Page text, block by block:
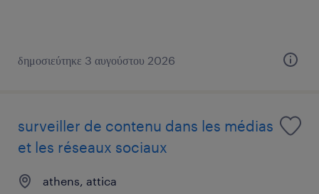
δημοσιεύτηκε 3 αυγούστου 2026
surveiller de contenu dans les médias
et les réseaux sociaux
athens, attica